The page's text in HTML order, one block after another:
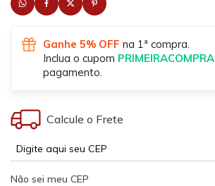
Ganhe 5% OFF na 1ª compra.
Inclua o cupom PRIMEIRACOMPRA
pagamento.
Calcule o Frete
Não sei meu CEP